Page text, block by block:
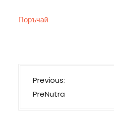
was:
Поръчай
Н
а
Previous:
PreNutra